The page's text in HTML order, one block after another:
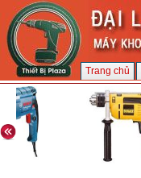
Trang chủ